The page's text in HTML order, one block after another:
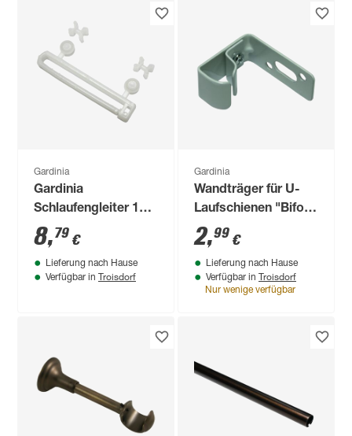
Gardinia
Gardinia
Schlaufengleiter 10
Stück
8,79 €
Lieferung nach Hause
Verfügbar in Troisdorf
Gardinia
Wandträger für U-
Laufschienen "Bifo"
Metall reinweiß 2
Stück
2,99 €
Lieferung nach Hause
Verfügbar in Troisdorf
Nur wenige verfügbar